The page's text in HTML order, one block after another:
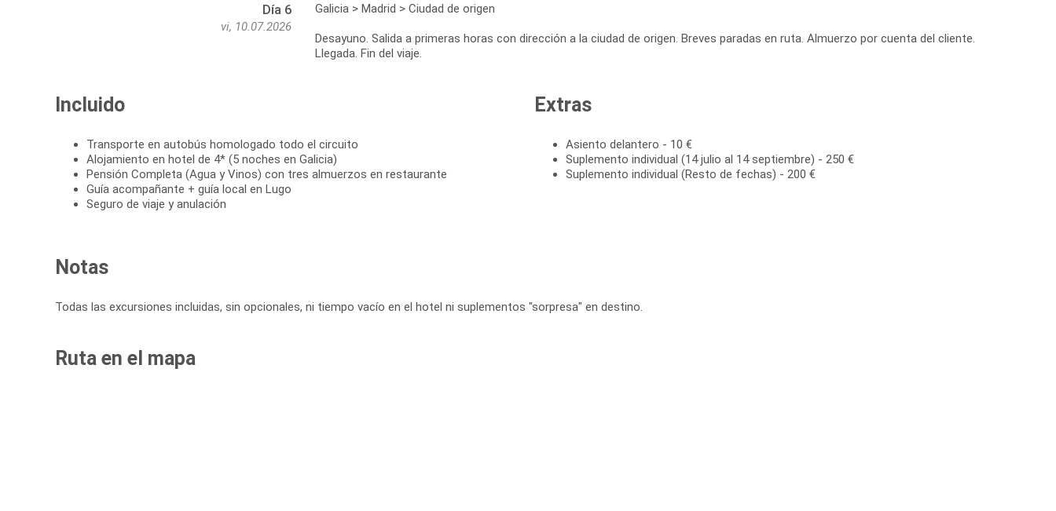
Día 6
vi, 10.07.2026
Galicia > Madrid > Ciudad de origen
Desayuno. Salida a primeras horas con dirección a la ciudad de origen. Breves paradas en ruta. Almuerzo por cuenta del cliente.
Llegada. Fin del viaje.
Incluido
Transporte en autobús homologado todo el circuito
Alojamiento en hotel de 4* (5 noches en Galicia)
Pensión Completa (Agua y Vinos) con tres almuerzos en restaurante
Guía acompañante + guía local en Lugo
Seguro de viaje y anulación
Extras
Asiento delantero - 10 €
Suplemento individual (14 julio al 14 septiembre) - 250 €
Suplemento individual (Resto de fechas) - 200 €
Notas
Todas las excursiones incluidas, sin opcionales, ni tiempo vacío en el hotel ni suplementos "sorpresa" en destino.
Ruta en el mapa